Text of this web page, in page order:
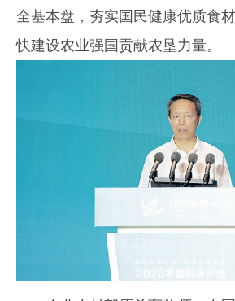
全基本盘，夯实国民健康优质食
快建设农业强国贡献农垦力量。